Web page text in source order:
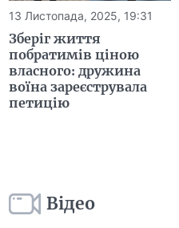
13 Листопада, 2025, 19:31
Зберіг життя
побратимів ціною
власного: дружина
воїна зареєструвала
петицію
Відео